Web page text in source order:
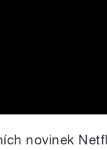
novinek